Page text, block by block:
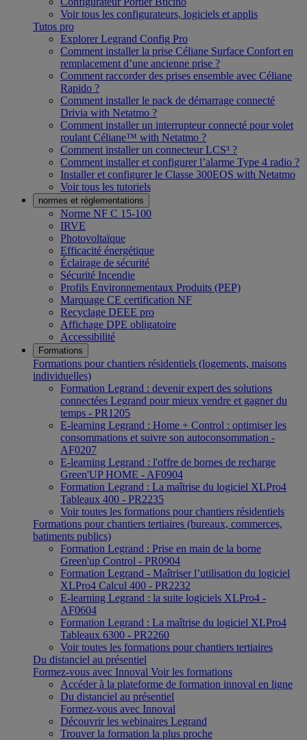
Voir tous les configurateurs, logiciels et applis
Tutos pro
Explorer Legrand Config Pro
Comment installer la prise Céliane Surface Confort en
remplacement d’une ancienne prise ?
Comment raccorder des prises ensemble avec Céliane
Rapido ?
Comment installer le pack de démarrage connecté
Drivia with Netatmo ?
Comment installer un interrupteur connecté pour volet
roulant Céliane™ with Netatmo ?
Comment installer un connecteur LCS³ ?
Comment installer et configurer l’alarme Type 4 radio ?
Installer et configurer le Classe 300EOS with Netatmo
Voir tous les tutoriels
normes et réglementations
Norme NF C 15-100
IRVE
Photovoltaïque
Efficacité énergétique
Éclairage de sécurité
Sécurité Incendie
Profils Environnementaux Produits (PEP)
Marquage CE certification NF
Recyclage DEEE pro
Affichage DPE obligatoire
Accessibilité
Formations
Formations pour chantiers résidentiels (logements, maisons
individuelles)
Formation Legrand : devenir expert des solutions
connectées Legrand pour mieux vendre et gagner du
temps - PR1205
E-learning Legrand : Home + Control : optimiser les
consommations et suivre son autoconsommation -
AF0207
E-learning Legrand : l'offre de bornes de recharge
Green'UP HOME - AF0904
Formation Legrand : La maîtrise du logiciel XLPro4
Tableaux 400 - PR2235
Voir toutes les formations pour chantiers résidentiels
Formations pour chantiers tertiaires (bureaux, commerces,
batiments publics)
Formation Legrand : Prise en main de la borne
Green'up Control - PR0904
Formation Legrand - Maîtriser l’utilisation du logiciel
XLPro4 Calcul 400 - PR2232
E-learning Legrand : la suite logiciels XLPro4 -
AF0604
Formation Legrand : La maîtrise du logiciel XLPro4
Tableaux 6300 - PR2260
Voir toutes les formations pour chantiers tertiaires
Du distanciel au présentiel
Formez-vous avec Innoval Voir les formations
Accéder à la plateforme de formation innoval en ligne
Du distanciel au présentiel
Formez-vous avec Innoval
Découvrir les webinaires Legrand
Trouver la formation la plus proche